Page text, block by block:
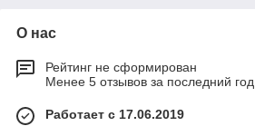
О нас
Рейтинг не сформирован
Менее 5 отзывов за последний год
Работает с 17.06.2019